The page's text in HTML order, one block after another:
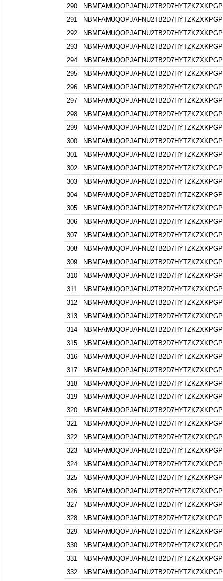
290
291
292
293
294
295
296
297
298
299
300
301
302
303
304
305
306
307
308
309
310
311
312
313
314
315
316
317
318
319
320
321
322
323
324
325
326
327
328
329
330
331
332